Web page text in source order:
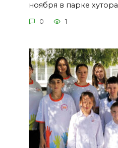
ноября в парке хутора
0 1